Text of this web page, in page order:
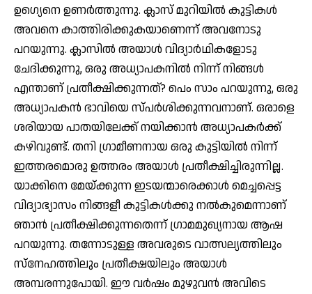
ഉഗ്യെനെ ഉണര്‍ത്തുന്നു. ക്ലാസ് മുറിയില്‍ കുട്ടികള്‍
അവനെ കാത്തിരിക്കുകയാണെന്ന് അവനോടു
പറയുന്നു. ക്ലാസില്‍ അയാള്‍ വിദ്യാര്‍ഥികളോടു
ചേദിക്കുന്നു, ഒരു അധ്യാപകനില്‍ നിന്ന് നിങ്ങള്‍
എന്താണ് പ്രതീക്ഷിക്കുന്നത്? പെം സാം പറയുന്നു, ഒരു
അധ്യാപകന്‍ ഭാവിയെ സ്പര്‍ശിക്കുന്നവനാണ്. ഒരാളെ
ശരിയായ പാതയിലേക്ക് നയിക്കാന്‍ അധ്യാപകര്‍ക്ക്
കഴിവുണ്ട്. തനി ഗ്രാമീണനായ ഒരു കുട്ടിയില്‍ നിന്ന്
ഇത്തരമൊരു ഉത്തരം അയാള്‍ പ്രതീക്ഷിച്ചിരുന്നില്ല.
യാക്കിനെ മേയ്ക്കുന്ന ഇടയന്മാരെക്കാള്‍ മെച്ചപ്പെട്ട
വിദ്യാഭ്യാസം നിങ്ങളീ കുട്ടികള്‍ക്കു നല്‍കുമെന്നാണ്
ഞാന്‍ പ്രതീക്ഷിക്കുന്നതെന്ന് ഗ്രാമമുഖ്യനായ ആഷ
പറയുന്നു. തന്നോടുള്ള അവരുടെ വാത്സല്യത്തിലും
സ്‌നേഹത്തിലും പ്രതീക്ഷയിലും അയാള്‍
അമ്പരന്നുപോയി. ഈ വര്‍ഷം മുഴുവന്‍ അവിടെ